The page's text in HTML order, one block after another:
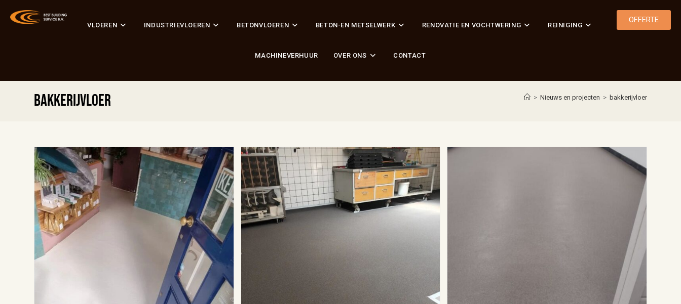
VLOEREN INDUSTRIEVLOEREN BETONVLOEREN BETON-EN METSELWERK RENOVATIE EN VOCHTWERING REINIGING
MACHINEVERHUUR OVER ONS CONTACT
OFFERTE
bakkerijvloer > Nieuws en projecten > bakkerijvloer